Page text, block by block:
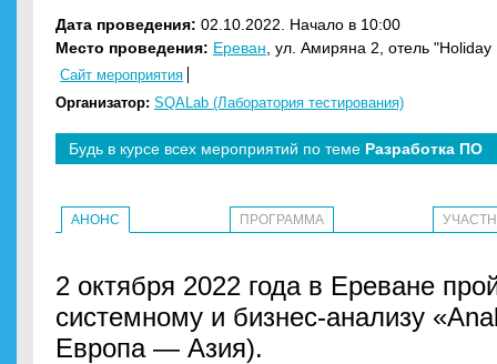
Дата проведения: 02.10.2022. Начало в 10:00
Место проведения: Ереван , ул. Амиряна 2, отель
Сайт мероприятия
Организатор: SQALab (Лаборатория тестирования)
Будь в курсе всех мероприятий по теме Разработка ПО
АНОНС ПРОГРАММА
2 октября 2022 года в Ереване
системному и бизнес-анализу
Европа — Азия).